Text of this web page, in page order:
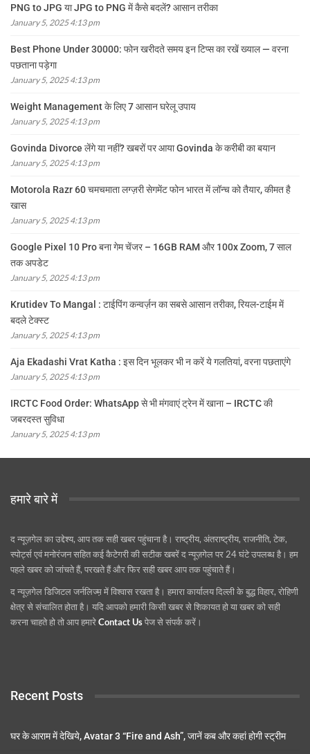
PNG to JPG या JPG to PNG में कैसे बदलें? आसान तरीका
January 5, 2025 4:13 pm
Best Phone Under 30000: फोन खरीदते समय इन टिप्स का रखें ख्याल — वरना
पछताना पड़ेगा
January 5, 2025 4:13 pm
Weight Management के लिए 7 आसान घरेलू उपाय
January 5, 2025 4:13 pm
Govinda Divorce लेंगे या नहीं? खबरों पर आया Govinda के करीबी का बयान
January 5, 2025 4:13 pm
Motorola Razr 60 चमचमाता लग्ज़री सेगमेंट फोन भारत में लॉन्च को तैयार, कीमत है
खास
January 5, 2025 4:13 pm
Google Pixel 10 Pro बना गेम चेंजर – 16GB RAM और 100x Zoom, 7 साल
तक अपडेट
January 5, 2025 4:13 pm
Krutidev To Mangal : टाईपिंग कन्वर्ज़न का सबसे आसान तरीका, रियल-टाईम में
बदले टेक्स्ट
January 5, 2025 4:13 pm
Aja Ekadashi Vrat Katha : इस दिन भूलकर भी न करें ये गलतियां, वरना पछताएंगे
January 5, 2025 4:13 pm
IRCTC Food Order: WhatsApp से भी मंगवाएं ट्रेन में खाना – IRCTC की
जबरदस्त सुविधा
January 5, 2025 4:13 pm
हमारे बारे में
द न्यूज़गेल का उद्देश्य, आप तक सही खबर पहुंचाना है। राष्ट्रीय, अंतराष्ट्रीय, राजनीति, टेक,
स्पोर्ट्स एवं मनोरंजन सहित कई कैटेगरी की सटीक खबरें द न्यूज़गेल पर 24 घंटे उपलब्ध है। हम
पहले खबर को जांचते हैं, परखते हैं और फिर सही खबर आप तक पहुंचाते हैं।
द न्यूज़गेल डिजिटल जर्नलिज्म़ में विश्वास रखता है। हमारा कार्यालय दिल्ली के बुद्ध विहार, रोहिणी
क्षेत्र से संचालित होता है। यदि आपको हमारी किसी खबर से शिकायत हो या खबर को सही
करना चाहते हो तो आप हमारेContact Usपेज से संपर्क करें।
Recent Posts
घर के आराम में देखिये, Avatar 3 “Fire and Ash”, जानें कब और कहां होगी स्ट्रीम